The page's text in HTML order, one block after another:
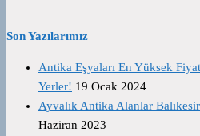
Son Yazılarımız
Antika Eşyaları En Yüksek
Yerler! 19 Ocak 2024
Ayvalık Antika Alanlar Balıkesir
Haziran 2023